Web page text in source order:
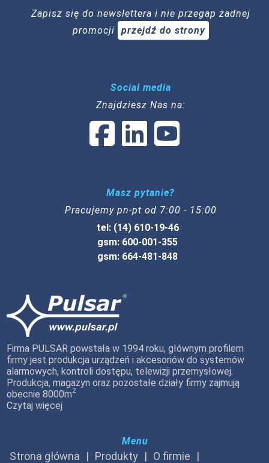
Zapisz się do newslettera i nie przegap żadnej
promocji
przejdź do strony
Social media
Znajdziesz Nas na:
Masz pytanie?
Pracujemy pn-pt od 7:00 - 15:00
tel: (14) 610-19-46
gsm: 600-001-355
gsm: 664-481-848
Firma PULSAR powstała w 1994 roku, głównym profilem
firmy jest produkcja urządzeń i akcesoriów do systemów
alarmowych, kontroli dostępu, telewizji przemysłowej.
Produkcja, magazyn oraz pozostałe działy firmy zajmują
obecnie 8000m2
Czytaj więcej
Menu
Strona główna Produkty
O firmie